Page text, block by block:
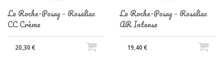
La Roche-Posay - Rosaliac
CC Crème
20,30 €
La Roche-Posay - Rosaliac
AR Intense
19,40 €